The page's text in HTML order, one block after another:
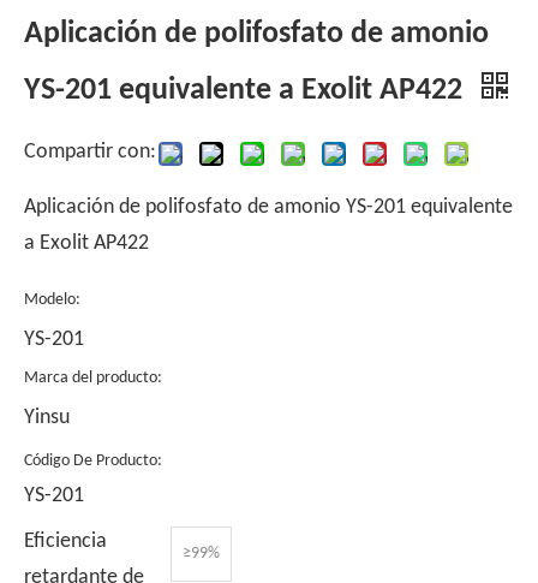
Aplicación de polifosfato de amonio
YS-201 equivalente a Exolit AP422
Compartir con:
Aplicación de polifosfato de amonio YS-201 equivalente
a Exolit AP422
Modelo:
YS-201
Marca del producto:
Yinsu
Código De Producto:
YS-201
Eficiencia
retardante de
≥99%